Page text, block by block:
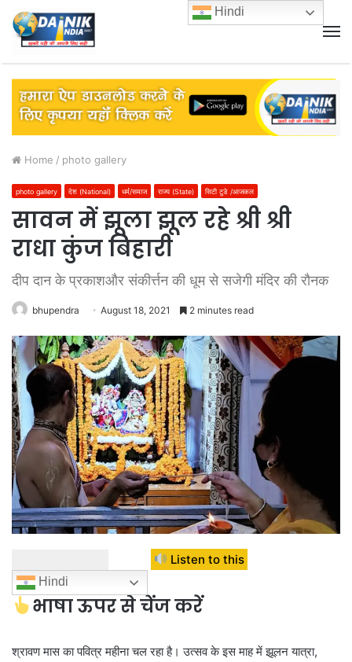
Home / photo gallery
photo gallery देश (National) धर्म/समाज राज्य (State) सिटी टुडे /आजकल
सावन में झूला झूल रहे श्री श्री
राधा कुंज बिहारी
दीप दान के प्रकाशऔर संकीर्त्तन की धूम से सजेगी मंदिर की रौनक
bhupendra August 18, 2021 2 minutes read
Listen to this
Hindi
भाषा ऊपर से चेंज करें
श्रावण मास का पवित्र महीना चल रहा है। उत्सव के इस माह में झूलन यात्रा,
Hindi